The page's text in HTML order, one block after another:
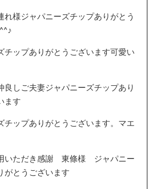
様ジャパニーズチップありがとう
チップありがとうございます可愛い
良しご夫妻ジャパニーズチップあり
ます
チップありがとうございます。マエ
いただき感謝 東條様 ジャパニー
がとうございます